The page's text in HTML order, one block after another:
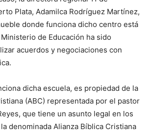
Plata, Adamilca Rodríguez Martínez,
donde funciona dicho centro está
de Educación ha sido
acuerdos y negociaciones con
dicha escuela, es propiedad de la
(ABC) representada por el pastor
que tiene un asunto legal en los
denominada Alianza Bíblica Cristiana